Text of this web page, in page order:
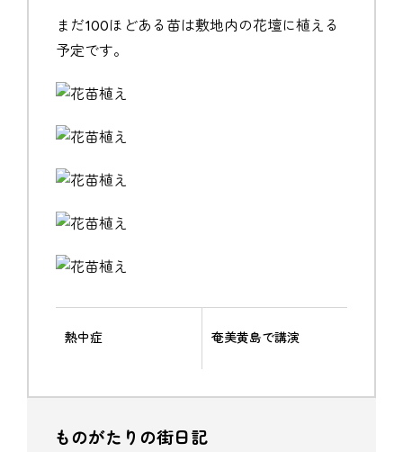
まだ100ほどある苗は敷地内の花壇に植える
予定です。
熱中症 奄美黄島で講演
ものがたりの街日記